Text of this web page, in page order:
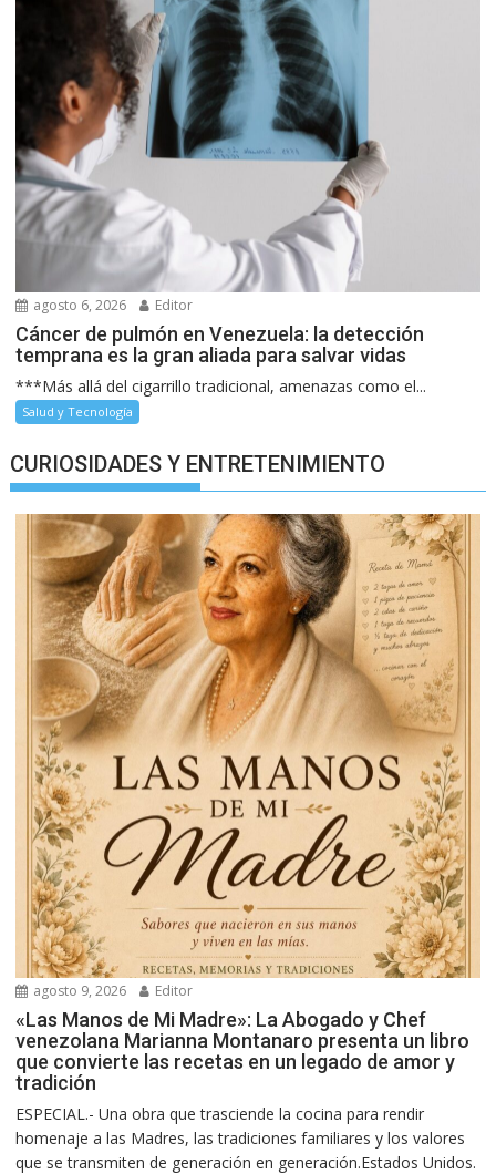
agosto 6, 2026 Editor
Cáncer de pulmón en Venezuela: la detección
temprana es la gran aliada para salvar vidas
***Más allá del cigarrillo tradicional, amenazas como el...
Salud y Tecnología
CURIOSIDADES Y ENTRETENIMIENTO
agosto 9, 2026 Editor
«Las Manos de Mi Madre»: La Abogado y Chef
venezolana Marianna Montanaro presenta un libro
que convierte las recetas en un legado de amor y
tradición
ESPECIAL.- Una obra que trasciende la cocina para rendir
homenaje a las Madres, las tradiciones familiares y los valores
que se transmiten de generación en generación.Estados Unidos.